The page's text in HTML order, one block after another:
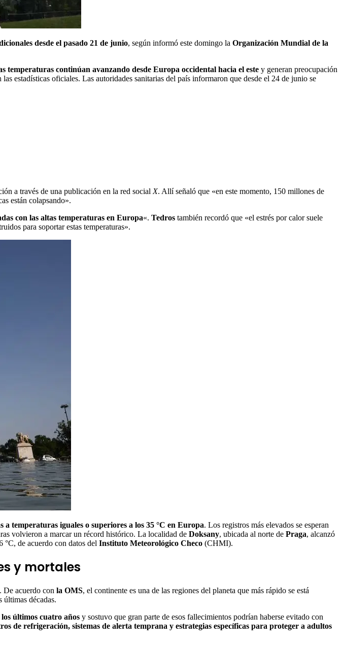
desde el pasado 21 de junio, según informó este domingo la Organización Mundial de la
temperaturas continúan avanzando desde Europa occidental hacia el este y generan preocupación
estadísticas oficiales. Las autoridades sanitarias del país informaron que desde el 24 de junio se
a través de una publicación en la red social X. Allí señaló que «en este momento, 150 millones de
están colapsando».
con las altas temperaturas en Europa«. Tedros también recordó que «el estrés por calor suele
para soportar estas temperaturas».
a temperaturas iguales o superiores a los 35 °C en Europa. Los registros más elevados se esperan
volvieron a marcar un récord histórico. La localidad de Doksany, ubicada al norte de Praga, alcanzó
°C, de acuerdo con datos del Instituto Meteorológico Checo (CHMI).
y mortales
. De acuerdo con la OMS, el continente es una de las regiones del planeta que más rápido se está
últimas décadas.
últimos cuatro años y sostuvo que gran parte de esos fallecimientos podrían haberse evitado con
de refrigeración, sistemas de alerta temprana y estrategias específicas para proteger a adultos